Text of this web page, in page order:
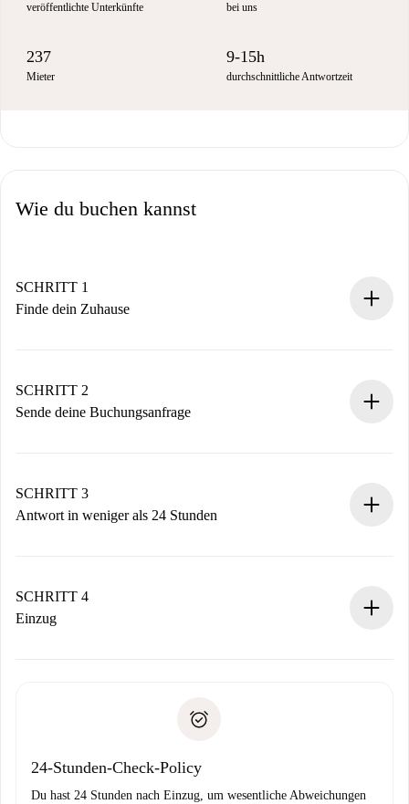
veröffentlichte Unterkünfte bei uns
237
Mieter
9-15h
durchschnittliche Antwortzeit
Wie du buchen kannst
SCHRITT 1
Finde dein Zuhause
Du erhältst alle notwendigen Informationen im Voraus.
SCHRITT 2
Sende deine Buchungsanfrage
Denk daran, dass wir dich erst belasten, wenn der
Vermieter zustimmt.
SCHRITT 3
Antwort in weniger als 24 Stunden
stellen den Kontakt her.
Wenn der Vermieter ablehnen muss, entstehen keine
SCHRITT 4
Einzug
24-Stunden-Check-Policy
Du hast 24 Stunden nach Einzug, um wesentliche Abweichungen